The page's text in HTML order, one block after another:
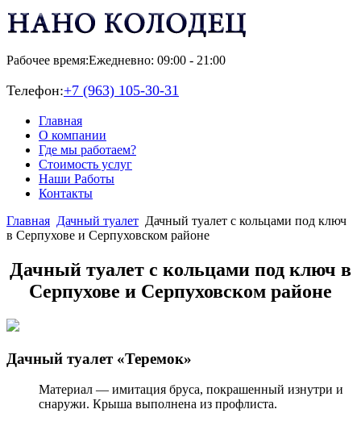
Рабочее время:Ежедневно: 09:00 - 21:00
Телефон:+7 (963) 105-30-31
Главная
О компании
Где мы работаем?
Стоимость услуг
Наши Работы
Контакты
Главная Дачный туалет Дачный туалет с кольцами под ключ
в Серпухове и Серпуховском районе
Дачный туалет с кольцами под ключ в
Серпухове и Серпуховском районе
Дачный туалет «Теремок»
Материал — имитация бруса, покрашенный изнутри и
снаружи. Крыша выполнена из профлиста.